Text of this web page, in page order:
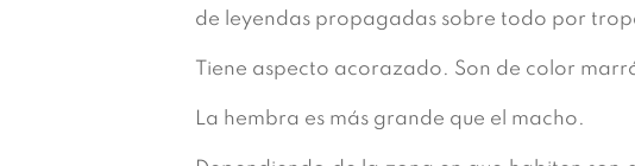
de leyendas propagadas sobre todo por
Tiene aspecto acorazado. Son de color
La hembra es más grande que el macho.